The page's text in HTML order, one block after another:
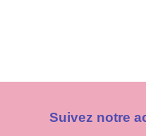
Suivez notre